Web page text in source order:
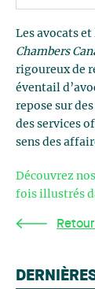
Les avocats
Chambers
rigoureux de
éventail
repose sur
des services
sens des
Découvrez
fois illustrés